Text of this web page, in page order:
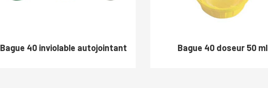
Bague 40 inviolable autojointant Bague 40 doseur 50 ml